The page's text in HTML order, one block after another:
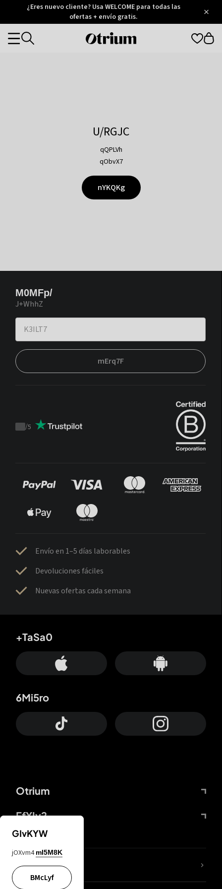
Otrium
Trustpilot
¿Eres nuevo cliente? Usa WELCOME para todas las
ofertas + envío gratis.
Otrium
Categories
U/RGJC
qQPLVh
qObvX7
nYKQKg
M0MFp/
J+WhhZ
mErq7F
Trustpilot
/5
Envío en 1–5 días laborables
Devoluciones fáciles
Nuevas ofertas cada semana
Otrium
FfYIy2
+TaSa0
6Mi5ro
65A04M
GIvKYW
jOXvm4 mI5M8K
BMcLyf